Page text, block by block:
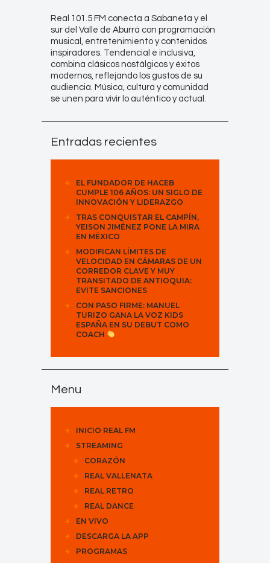
Real 101.5 FM conecta a Sabaneta y el
sur del Valle de Aburrá con programación
musical, entretenimiento y contenidos
inspiradores. Tendencial e inclusiva,
combina clásicos nostálgicos y éxitos
modernos, reflejando los gustos de su
audiencia. Música, cultura y comunidad
se unen para vivir lo auténtico y actual.
Entradas recientes
EL FUNDADOR DE HACEB
CUMPLE 106 AÑOS: UN SIGLO DE
INNOVACIÓN Y LIDERAZGO
TRAS CONQUISTAR EL CAMPÍN,
YEISON JIMÉNEZ PONE LA MIRA
EN MÉXICO
MODIFICAN LÍMITES DE
VELOCIDAD EN CÁMARAS DE UN
CORREDOR CLAVE Y MUY
TRANSITADO DE ANTIOQUIA:
EVITE SANCIONES
CON PASO FIRME: MANUEL
TURIZO GANA LA VOZ KIDS
ESPAÑA EN SU DEBUT COMO
COACH
Menu
INICIO REAL FM
STREAMING
CORAZÓN
REAL VALLENATA
REAL RETRO
REAL DANCE
EN VIVO
DESCARGA LA APP
PROGRAMAS